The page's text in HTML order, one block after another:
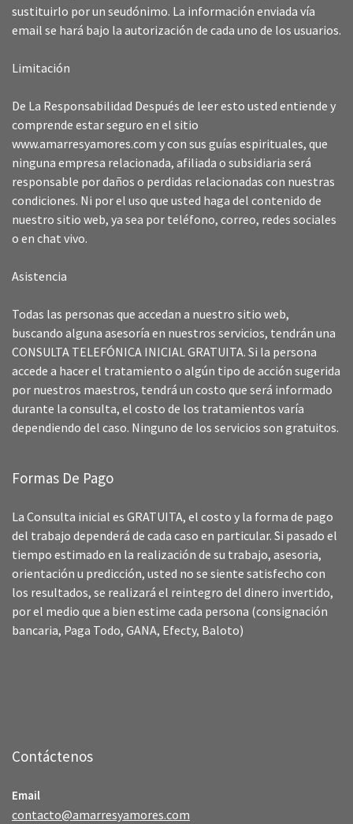
sustituirlo por un seudónimo. La información enviada vía
email se hará bajo la autorización de cada uno de los usuarios.
Limitación
De La Responsabilidad Después de leer esto usted entiende y
comprende estar seguro en el sitio
www.amarresyamores.com y con sus guías espirituales, que
ninguna empresa relacionada, afiliada o subsidiaria será
responsable por daños o perdidas relacionadas con nuestras
condiciones. Ni por el uso que usted haga del contenido de
nuestro sitio web, ya sea por teléfono, correo, redes sociales
o en chat vivo.
Asistencia
Todas las personas que accedan a nuestro sitio web,
buscando alguna asesoría en nuestros servicios, tendrán una
CONSULTA TELEFÓNICA INICIAL GRATUITA. Si la persona
accede a hacer el tratamiento o algún tipo de acción sugerida
por nuestros maestros, tendrá un costo que será informado
durante la consulta, el costo de los tratamientos varía
dependiendo del caso. Ninguno de los servicios son gratuitos.
Formas De Pago
La Consulta inicial es GRATUITA, el costo y la forma de pago
del trabajo dependerá de cada caso en particular. Si pasado el
tiempo estimado en la realización de su trabajo, asesoria,
orientación u predicción, usted no se siente satisfecho con
los resultados, se realizará el reintegro del dinero invertido,
por el medio que a bien estime cada persona (consignación
bancaria, Paga Todo, GANA, Efecty, Baloto)
Contáctenos
Email
contacto@amarresyamores.com